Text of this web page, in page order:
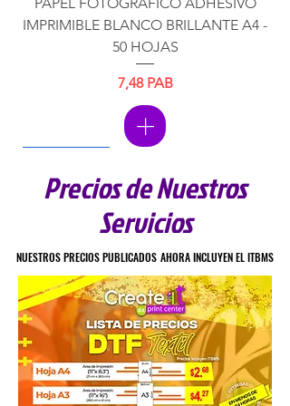
IMPRIMIBLE BLANCO BRILLANTE A4 -
50 HOJAS
Precio
7,48 PAB
Precios de Nuestros
Servicios
NUESTROS PRECIOS PUBLICADOS AHORA INCLUYEN EL ITBMS
NUESTROS PRECIOS PUBLICADOS AHORA INCLUYEN EL ITBMS